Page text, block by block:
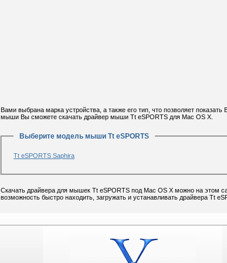
Вами выбрана марка устройства, а также его тип, что позволяет
мыши Вы сможете скачать драйвер мыши Tt eSPORTS для Mac OS X.
Выберите модель мыши Tt eSPORTS
Tt eSPORTS Saphira
Скачать драйвера для мышек Tt eSPORTS под Mac OS X можно на этом
возможность быстро находить, загружать и устанавливать драйвера Tt